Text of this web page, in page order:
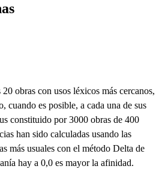
obras con usos léxicos más cercanos,
cuando es posible, a cada una de sus
constituido por 3000 obras de 400
han sido calculadas usando las
más usuales con el método Delta de
hay a 0,0 es mayor la afinidad.